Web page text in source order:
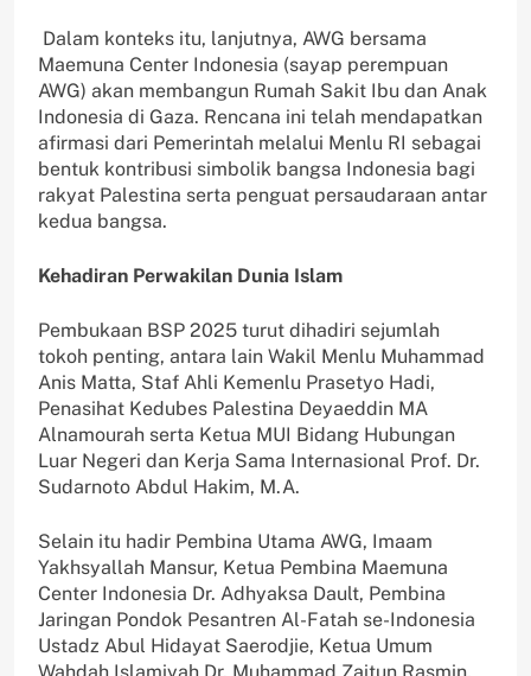
Dalam konteks itu, lanjutnya, AWG bersama
Maemuna Center Indonesia (sayap perempuan
AWG) akan membangun Rumah Sakit Ibu dan Anak
Indonesia di Gaza. Rencana ini telah mendapatkan
afirmasi dari Pemerintah melalui Menlu RI sebagai
bentuk kontribusi simbolik bangsa Indonesia bagi
rakyat Palestina serta penguat persaudaraan antar
kedua bangsa.
Kehadiran Perwakilan Dunia Islam
Pembukaan BSP 2025 turut dihadiri sejumlah
tokoh penting, antara lain Wakil Menlu Muhammad
Anis Matta, Staf Ahli Kemenlu Prasetyo Hadi,
Penasihat Kedubes Palestina Deyaeddin MA
Alnamourah serta Ketua MUI Bidang Hubungan
Luar Negeri dan Kerja Sama Internasional Prof. Dr.
Sudarnoto Abdul Hakim, M.A.
Selain itu hadir Pembina Utama AWG, Imaam
Yakhsyallah Mansur, Ketua Pembina Maemuna
Center Indonesia Dr. Adhyaksa Dault, Pembina
Jaringan Pondok Pesantren Al-Fatah se-Indonesia
Ustadz Abul Hidayat Saerodjie, Ketua Umum